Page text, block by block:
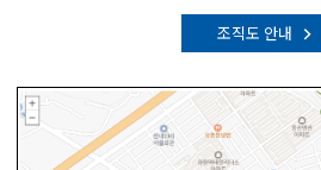
조직도 안내